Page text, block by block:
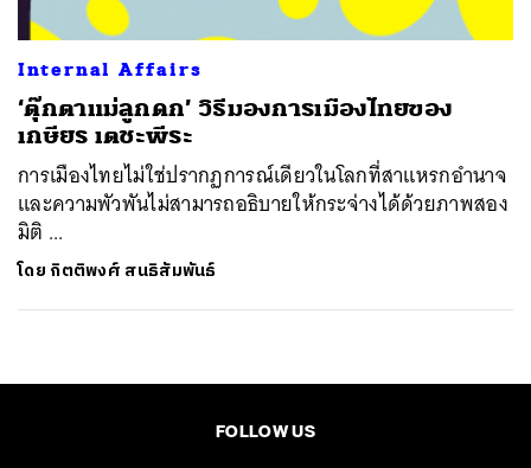
Internal Affairs
‘ตุ๊กตาแม่ลูกดก’ วิธีมองการเมืองไทยของ
เกษียร เตชะพีระ
การเมืองไทยไม่ใช่ปรากฏการณ์เดียวในโลกที่สาแหรกอำนาจ
และความพัวพันไม่สามารถอธิบายให้กระจ่างได้ด้วยภาพสอง
มิติ ...
โดย กิตติพงศ์ สนธิสัมพันธ์
FOLLOW US
SHARE LINE EMAIL